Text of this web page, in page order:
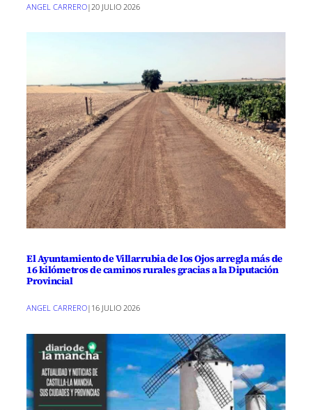
ANGEL CARRERO| 20 JULIO 2026
El Ayuntamiento de Villarrubia de los Ojos arregla más de
16 kilómetros de caminos rurales gracias a la Diputación
Provincial
ANGEL CARRERO| 16 JULIO 2026